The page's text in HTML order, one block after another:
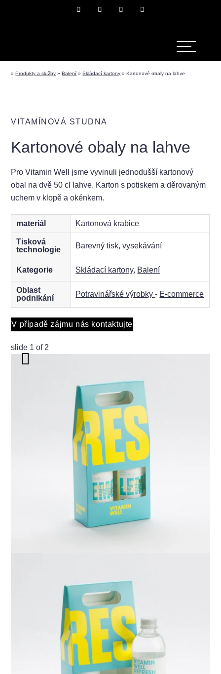
»Produkty a služby »Balení »Skládací kartony »Kartonové obaly na lahve
VITAMÍNOVÁ STUDNA
Kartonové obaly na lahve
Pro Vitamin Well jsme vyvinuli jednodušší kartonový
obal na dvě 50 cl lahve. Karton s potiskem a děrovaným
uchem v klopě a okénkem.
materiál Kartonová krabice
Tisková
technologie
Barevný tisk, vysekávání
Kategorie Skládací kartony, Balení
Oblast
podnikání
Potravinářské výrobky- E-commerce
V případě zájmu nás kontaktujte
slide 1 of 2